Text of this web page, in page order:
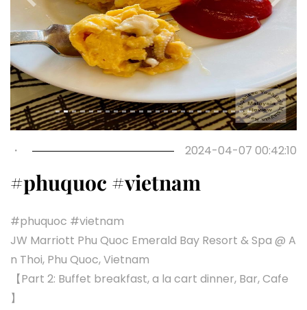
Previous Next
・ 2024-04-07 00:42:10
#phuquoc #vietnam
#phuquoc #vietnam
JW Marriott Phu Quoc Emerald Bay Resort & Spa @ A
n Thoi, Phu Quoc, Vietnam
【Part 2: Buffet breakfast, a la cart dinner, Bar, Cafe
】